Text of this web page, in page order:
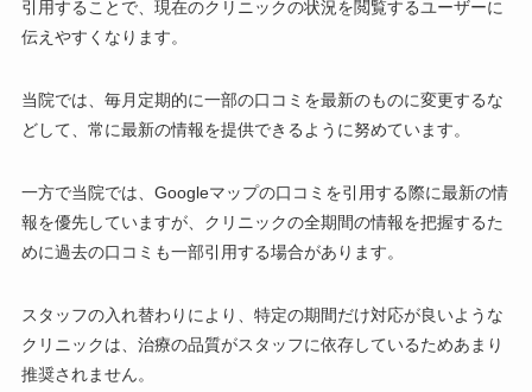
引用することで、現在のクリニックの状況を閲覧するユーザーに
伝えやすくなります。
当院では、毎月定期的に一部の口コミを最新のものに変更するな
どして、常に最新の情報を提供できるように努めています。
一方で当院では、Googleマップの口コミを引用する際に最新の情
報を優先していますが、クリニックの全期間の情報を把握するた
めに過去の口コミも一部引用する場合があります。
スタッフの入れ替わりにより、特定の期間だけ対応が良いような
クリニックは、治療の品質がスタッフに依存しているためあまり
推奨されません。